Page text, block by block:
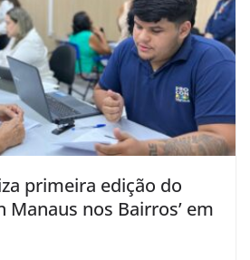
primeira edição do
Manaus nos Bairros’ em